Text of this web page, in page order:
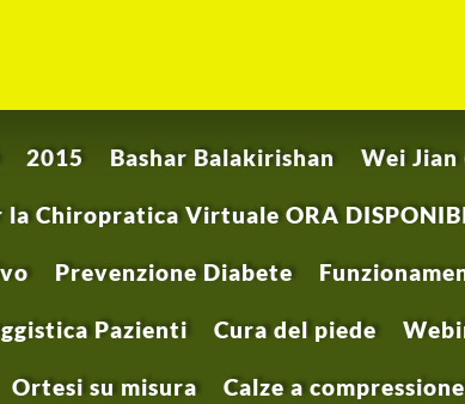
2015 Bashar Balakirishan Wei Jian
Chiropratica Virtuale ORA
Prevenzione Diabete
Pazienti Cura del piede
Ortesi su misura Calze a compressione